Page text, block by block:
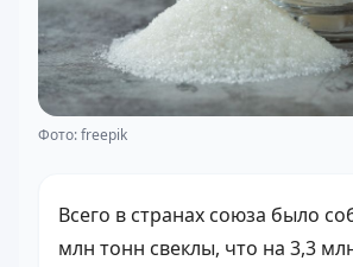
Фото: freepik
Всего в странах союза было
млн тонн свеклы, что на 3,3